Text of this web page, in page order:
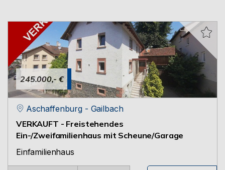
245.000,- €
Aschaffenburg - Gailbach
VERKAUFT - Freistehendes
Ein-/Zweifamilienhaus mit Scheune/Garage
Einfamilienhaus